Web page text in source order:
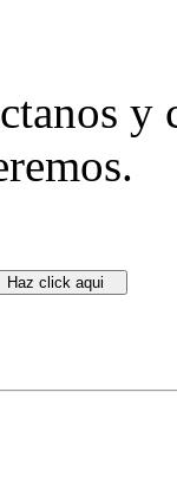
y
Haz click aqui